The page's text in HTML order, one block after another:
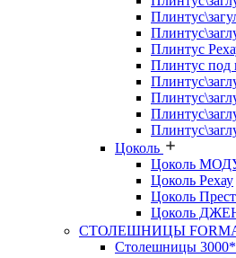
Плинтус
Плинтус под
Цоколь
Цоколь
Цоколь Рехау
Цоколь
Цоколь
СТОЛЕШНИЦЫ
Столешницы